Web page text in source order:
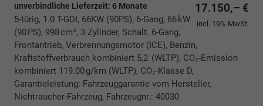
17.150,– €
incl. 19% MwSt.
unverbindliche Lieferzeit: 6 Monate
5-türig, 1.0 T-GDI, 66KW (90PS), 6-Gang, 66 kW
(90 PS), 998 cm³, 3 Zylinder, Schalt. 6-Gang,
Frontantrieb, Verbrennungsmotor (ICE), Benzin,
Kraftstoffverbrauch kombiniert 5,2 (WLTP), CO₂-Emission
kombiniert 119.00 g/km (WLTP), CO₂-Klasse D,
Garantieleistung: Fahrzeuggarantie vom Hersteller,
Nichtraucher-Fahrzeug, Fahrzeugnr.: 40030